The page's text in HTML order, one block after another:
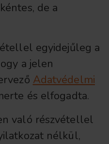
de a
egyidejűleg a
a jelen
Adatvédelmi
és elfogadta.
való részvétellel
nélkül,